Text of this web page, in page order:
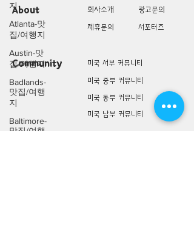
지
Atlanta-맛
집/여행지
Austin-맛
집/여행지
Badlands-
맛집/여행
지
Baltimore-
맛집/여행
About 회사소개
광고문의
제휴문의
서포터즈
Community
미국 서부 커뮤니티
미국 중부 커뮤니티
미국 동부 커뮤니티
미국 남부 커뮤니티